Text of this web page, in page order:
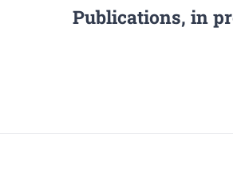
Publications, in